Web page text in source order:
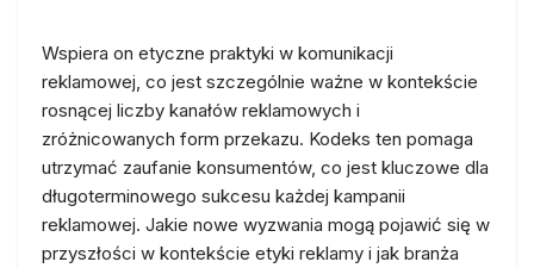
Wspiera on etyczne praktyki w komunikacji
reklamowej, co jest szczególnie ważne w kontekście
rosnącej liczby kanałów reklamowych i
zróżnicowanych form przekazu. Kodeks ten pomaga
utrzymać zaufanie konsumentów, co jest kluczowe dla
długoterminowego sukcesu każdej kampanii
reklamowej. Jakie nowe wyzwania mogą pojawić się w
przyszłości w kontekście etyki reklamy i jak branża